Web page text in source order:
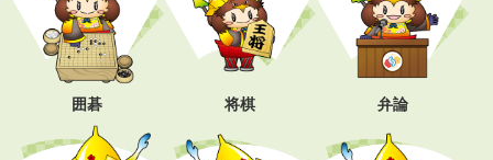
囲碁 将棋 弁論